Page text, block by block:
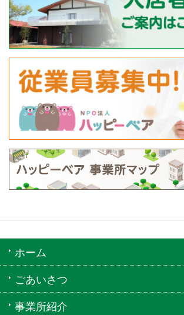
ホーム
ごあいさつ
事業所紹介